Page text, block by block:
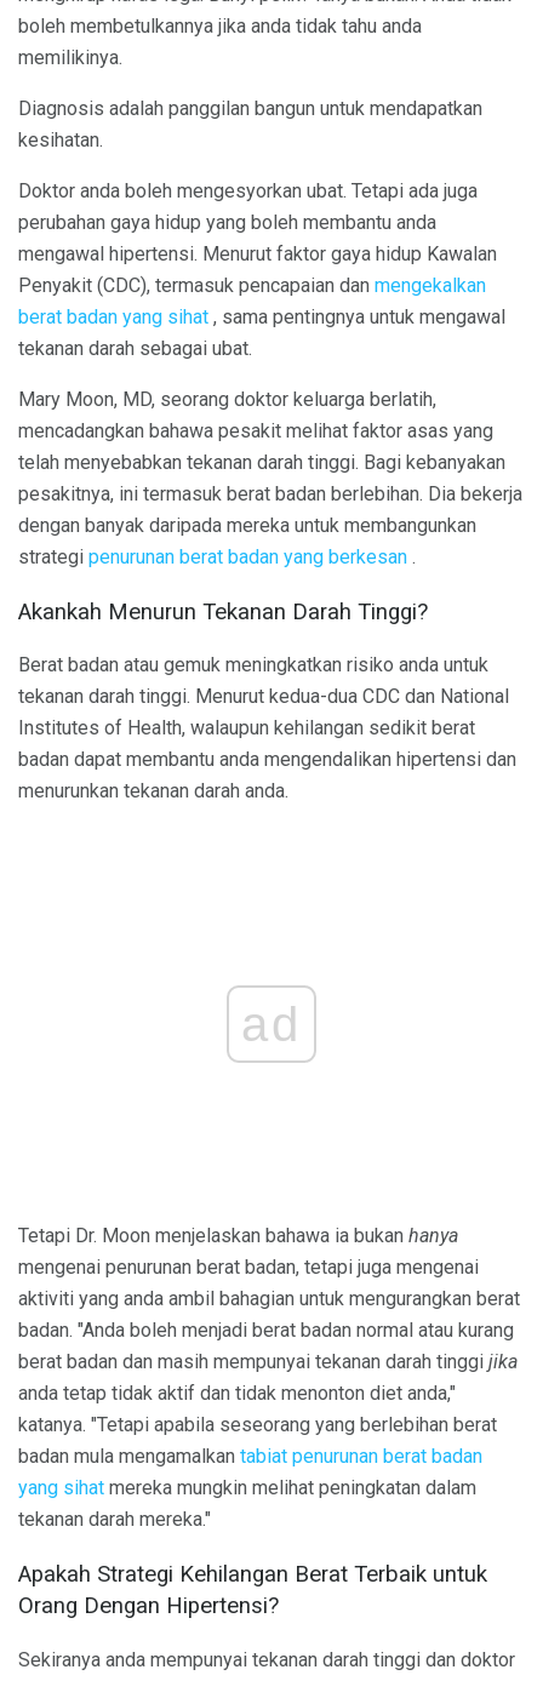
boleh membetulkannya jika anda tidak tahu anda
memilikinya.
Diagnosis adalah panggilan bangun untuk mendapatkan
kesihatan.
Doktor anda boleh mengesyorkan ubat. Tetapi ada juga
perubahan gaya hidup yang boleh membantu anda
mengawal hipertensi. Menurut faktor gaya hidup Kawalan
Penyakit (CDC), termasuk pencapaian dan mengekalkan
berat badan yang sihat , sama pentingnya untuk mengawal
tekanan darah sebagai ubat.
Mary Moon, MD, seorang doktor keluarga berlatih,
mencadangkan bahawa pesakit melihat faktor asas yang
telah menyebabkan tekanan darah tinggi. Bagi kebanyakan
pesakitnya, ini termasuk berat badan berlebihan. Dia bekerja
dengan banyak daripada mereka untuk membangunkan
strategi penurunan berat badan yang berkesan .
Akankah Menurun Tekanan Darah Tinggi?
Berat badan atau gemuk meningkatkan risiko anda untuk
tekanan darah tinggi. Menurut kedua-dua CDC dan National
Institutes of Health, walaupun kehilangan sedikit berat
badan dapat membantu anda mengendalikan hipertensi dan
menurunkan tekanan darah anda.
ad
Tetapi Dr. Moon menjelaskan bahawa ia bukan hanya
mengenai penurunan berat badan, tetapi juga mengenai
aktiviti yang anda ambil bahagian untuk mengurangkan berat
badan. "Anda boleh menjadi berat badan normal atau kurang
berat badan dan masih mempunyai tekanan darah tinggi jika
anda tetap tidak aktif dan tidak menonton diet anda,"
katanya. "Tetapi apabila seseorang yang berlebihan berat
badan mula mengamalkan tabiat penurunan berat badan
yang sihat mereka mungkin melihat peningkatan dalam
tekanan darah mereka."
Apakah Strategi Kehilangan Berat Terbaik untuk
Orang Dengan Hipertensi?
Sekiranya anda mempunyai tekanan darah tinggi dan doktor